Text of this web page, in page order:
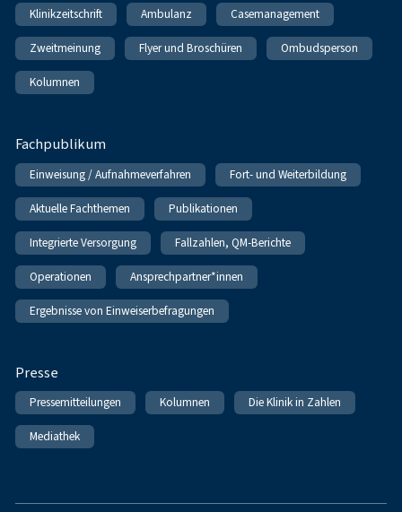
Klinikzeitschrift Ambulanz Casemanagement
Zweitmeinung Flyer und Broschüren Ombudsperson
Kolumnen
Fachpublikum
Einweisung / Aufnahmeverfahren Fort- und Weiterbildung
Aktuelle Fachthemen Publikationen
Integrierte Versorgung Fallzahlen, QM-Berichte
Operationen Ansprechpartner*innen
Ergebnisse von Einweiserbefragungen
Presse
Pressemitteilungen Kolumnen Die Klinik in Zahlen
Mediathek